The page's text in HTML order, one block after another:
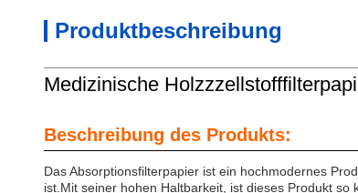
Produktbeschreibung
Medizinische
Beschreibung des Produkts:
Das Absorptionsfilterpapier ist ein hochmodernes
ist.Mit seiner hohen Haltbarkeit, ist dieses Produkt